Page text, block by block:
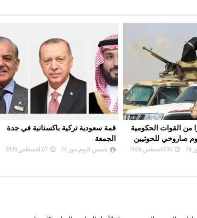
باكستانية في جدة
07 أغسطس 2026
تعديل قواعد الجنسية الأمريكية..
ترامب يمنع حق المواطنة بالولادة
شمس اليوم نيوز 24 06 أغسطس 2026